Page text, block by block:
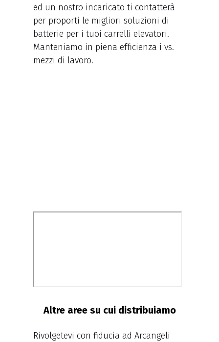
ed un nostro incaricato ti contatterà
per proporti le migliori soluzioni di
batterie per i tuoi carrelli elevatori.
Manteniamo in piena efficienza i vs.
mezzi di lavoro.
Altre aree su cui distribuiamo
Rivolgetevi con fiducia ad Arcangeli